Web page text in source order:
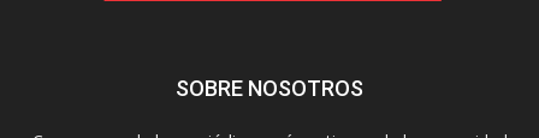
SOBRE NOSOTROS